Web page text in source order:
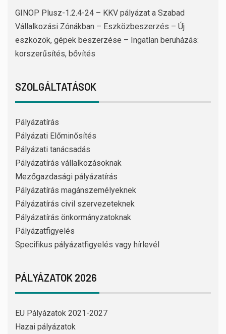
GINOP Plusz-1.2.4-24 – KKV pályázat a Szabad
Vállalkozási Zónákban – Eszközbeszerzés – Új
eszközök, gépek beszerzése – Ingatlan beruházás:
korszerűsítés, bővítés
SZOLGÁLTATÁSOK
Pályázatírás
Pályázati Előminősítés
Pályázati tanácsadás
Pályázatírás vállalkozásoknak
Mezőgazdasági pályázatírás
Pályázatírás magánszemélyeknek
Pályázatírás civil szervezeteknek
Pályázatírás önkormányzatoknak
Pályázatfigyelés
Specifikus pályázatfigyelés vagy hírlevél
PÁLYÁZATOK 2026
EU Pályázatok 2021-2027
Hazai pályázatok